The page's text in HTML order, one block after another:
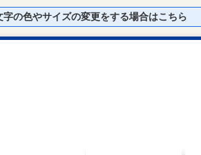
の色やサイズの変更をする場合はこちら